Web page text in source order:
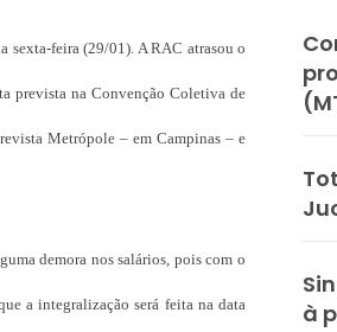
sexta-feira (29/01). A RAC atrasou o
prevista na Convenção Coletiva de
Metrópole – em Campinas – e
demora nos salários, pois com o
a integralização será feita na data
à